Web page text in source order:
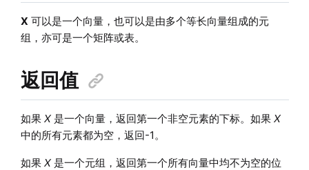
X 可以是一个向量，也可以是由多个等长向量组成的元
组，亦可是一个矩阵或表。
返回值
如果 X是一个向量，返回第一个非空元素的下标。如果 X
中的所有元素都为空，返回-1。
如果 X是一个元组，返回第一个所有向量中均不为空的位